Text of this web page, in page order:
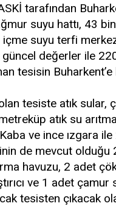
tarafından
suyu hattı, 43
suyu terfi
güncel değerler ile
tesisin Buharkent’e
tesiste atık sular,
atık su
ve ince ızgara
de mevcut olduğu
havuzu, 2 adet
ve 1 adet çamur
tesisten çıkacak